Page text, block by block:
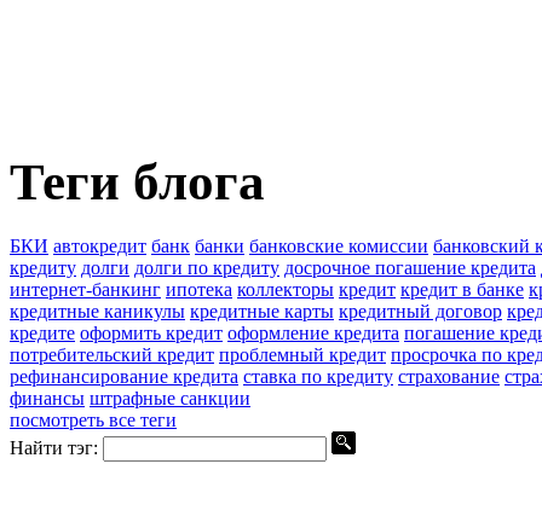
Теги блога
БКИ автокредит банк банки банковские комиссии банковский
кредиту долги долги по кредиту досрочное погашение кредита
интернет-банкинг ипотека коллекторы кредит кредит в банке
кредитные каникулы кредитные карты кредитный договор
кредите оформить кредит оформление кредита погашение
потребительский кредит проблемный кредит просрочка по
рефинансирование кредита ставка по кредиту страхование
финансы штрафные санкции
посмотреть все теги
Найти тэг: